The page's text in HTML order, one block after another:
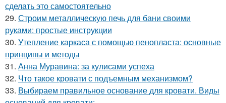
сделать это самостоятельно
29. Строим металлическую печь для бани своими
руками: простые инструкции
30. Утепление каркаса с помощью пенопласта: основные
принципы и методы
31. Анна Муравина: за кулисами успеха
32. Что такое кровати с подъемным механизмом?
33. Выбираем правильное основание для кровати. Виды